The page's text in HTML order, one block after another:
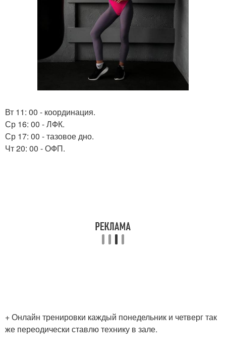
Вт 11: 00 - координация.
Ср 16: 00 - ЛФК.
Ср 17: 00 - тазовое дно.
Чт 20: 00 - ОФП.
+ Онлайн тренировки каждый понедельник и четверг так
же переодически ставлю технику в зале.